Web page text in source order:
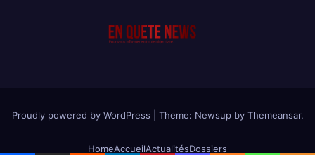
Proudly powered by WordPress Theme: Newsup by Themeansar.
HomeAccueilActualitésDossiers